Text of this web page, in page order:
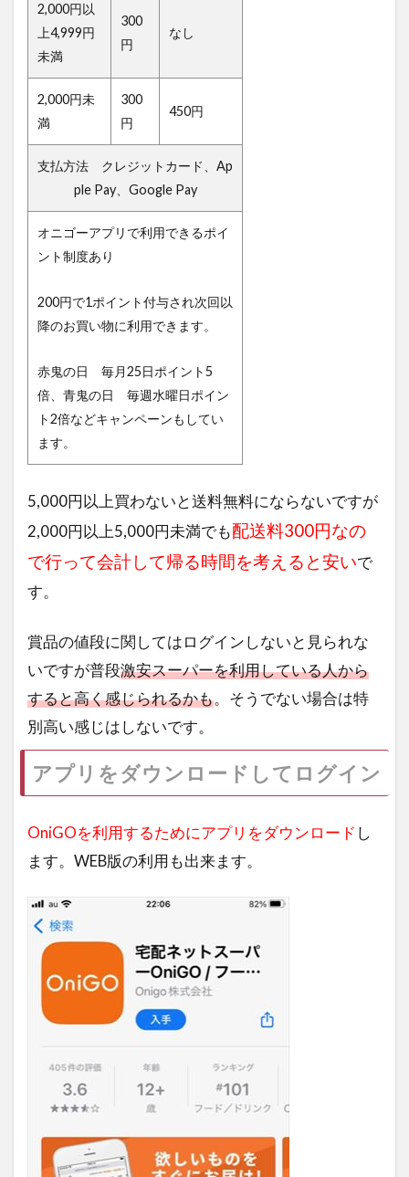
2,000円以
上4,999円
未満
300
円
なし
2,000円未
満
300
円
450円
支払方法 クレジットカード、Ap
ple Pay、Google Pay
オニゴーアプリで利用できるポイ
ント制度あり
200円で1ポイント付与され次回以
降のお買い物に利用できます。
赤鬼の日 毎月25日ポイント5
倍、青鬼の日 毎週水曜日ポイン
ト2倍などキャンペーンもしてい
ます。
5,000円以上買わないと送料無料にならないですが
2,000円以上5,000円未満でも配送料300円なの
で行って会計して帰る時間を考えると安いで
す。
賞品の値段に関してはログインしないと見られな
いですが普段激安スーパーを利用している人から
すると高く感じられるかも。そうでない場合は特
別高い感じはしないです。
アプリをダウンロードしてログイン
OniGOを利用するためにアプリをダウンロード し
ます。WEB版の利用も出来ます。